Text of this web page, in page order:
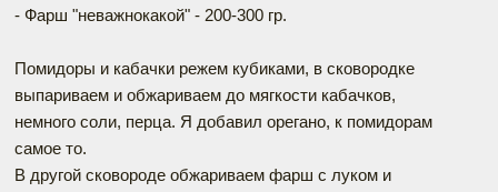
- Фарш "неважнокакой" - 200-300 гр.
Помидоры и кабачки режем кубиками, в сковородке
выпариваем и обжариваем до мягкости кабачков,
немного соли, перца. Я добавил орегано, к помидорам
самое то.
В другой сковороде обжариваем фарш с луком и